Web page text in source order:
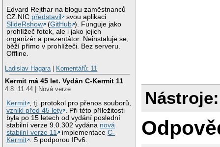
Edvard Rejthar na blogu zaměstnanců
CZ.NIC představil
svou aplikaci
SlideRshow
(GitHub ). Funguje jako
prohlížeč fotek, ale i jako jejich
organizér a prezentátor. Neinstaluje se,
běží přímo v prohlížeči. Bez serveru.
Offline.
Ladislav Hagara | Komentářů: 11
Kermit má 45 let. Vydán C-Kermit 11
4.8. 11:44 | Nová verze
Kermit , tj. protokol pro přenos souborů,
vznikl před 45 lety . Při této příležitosti
byla po 15 letech od vydání poslední
stabilní verze 9.0.302 vydána nová
stabilní verze 11
implementaceC-
Kermit . S podporou IPv6.
Nástroje: